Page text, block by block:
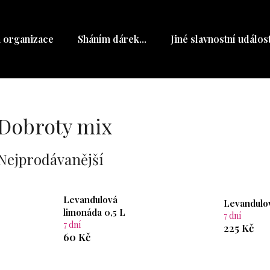
Sháním dárek... Jiné slavnostní
mix
Levandulová
limonáda 0,5 L
7 dní
60 Kč
7 dní
225 Kč
Doporučujeme